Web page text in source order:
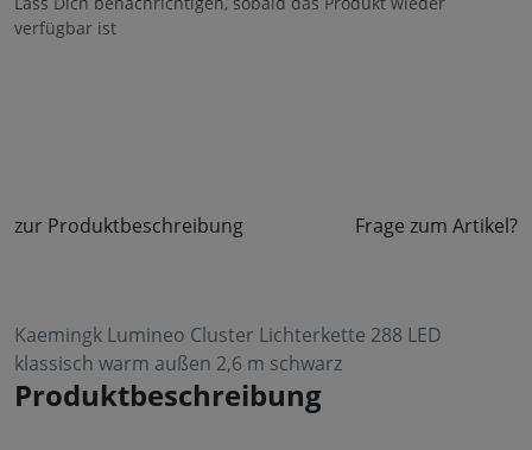
verfügbar ist
zur Produktbeschreibung Frage zum Artikel?
Kaemingk Lumineo Cluster Lichterkette 288 LED
klassisch warm außen 2,6 m schwarz
Produktbeschreibung